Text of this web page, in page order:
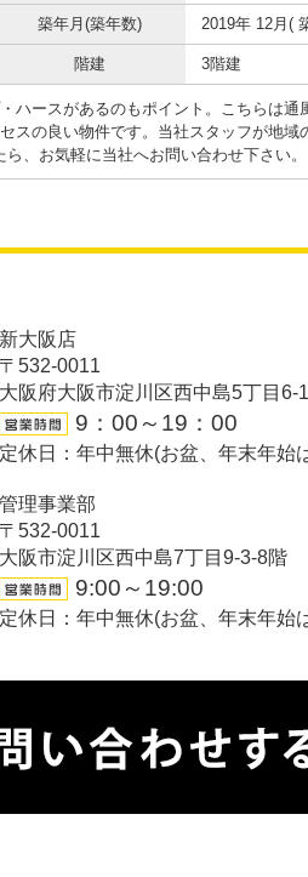
築年月(築年数) 2019年 12月(
階建 3階建
ハースがあるのもポイント。こちらは通
スの良い物件です。当社スタッフが地域
、お気軽に当社へお問い合わせ下さい。
新大阪店
〒532-0011
大阪府大阪市淀川区西中島5丁目6-
9：00～19：00
定休日：年中無休(お盆、年末年始
管理事業部
〒532-0011
大阪市淀川区西中島7丁目9-3-8階
9:00～19:00
定休日：年中無休(お盆、年末年始